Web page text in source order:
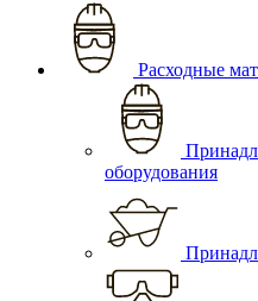
Расходные
оборудования